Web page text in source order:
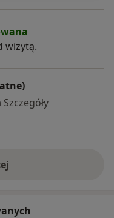
wizytą.
Szczegóły